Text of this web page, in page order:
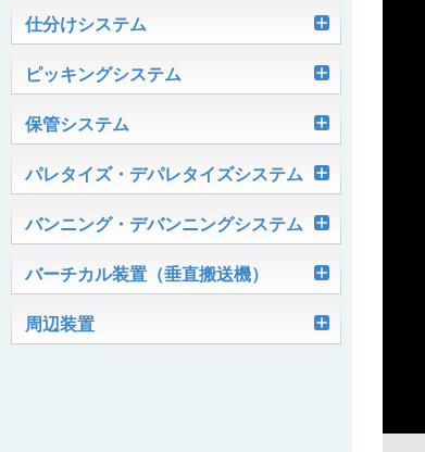
ベルコンミニ
ファインコンベヤ
マグネット駆動コンベヤ
ジャブコン®
プラスチックベルトコンベヤ
オークラ キャリーライン®
ケース搬送コンベヤ
ユニコンV
ユニコンJr
クールコンベヤ®Ⅱ
チェーン駆動ローラコンベヤ
チェーン駆動ローラ単体
パレットコンベヤ
グラビティコンベヤ
ローラコンベヤ
ホイールコンベヤ
フリーカーブコンベヤ
モータローラ＆コンベヤ
モータローラ単体
モータローラコンベヤ
マテハン機器
オークラホッパー
ポータブルクレーン
OKベルコン（スタンダードタイプ）
生産終了品
Skypod®（スカイポッド）
AGVシステム
OKURUN® /TW300
仕分けシステム
ユニソーター
ハイスピードソーター
ディスクソーター
アングルソーター
クロスベルトソーター（汎用タイプ）
ピッキングシステム
PTIシステム
ピカトルシリーズ
HASS（ハズ）シリーズ
ピックティーチャシステム
バラピッキングロボットシステム
保管システム
Quick Shuttle®
パレタイズ・デパレタイズシステム
ロボットパレタイザ
ロボットパレタイザAi1800Ⅱ-C
ロボットパレタイザAi1800Ⅱ
ビジョンパレタイズシステム
ビジョンデパレタイズシステム
バンニング・デバンニングシステム
トラックローダ「TL-2P」
伸縮ベルトコンベヤ
バーチカル装置（垂直搬送機）
ミニパーフェ® / VCS-Z
周辺装置